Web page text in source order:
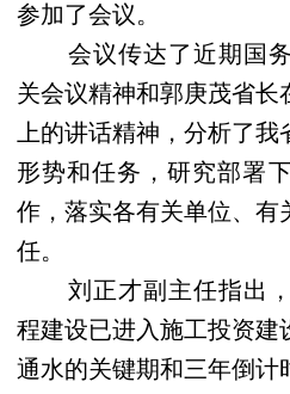
参加了会议。
会议传达了近期国
关会议精神和郭庚茂省长
上的讲话精神，分析了
形势和任务，研究部署
作，落实各有关单位、有
任。
刘正才副主任指出
程建设已进入施工投资建
通水的关键期和三年倒计